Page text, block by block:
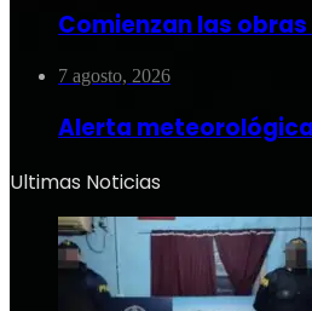
Comienzan las
7 agosto, 2026
Alerta
Ultimas Noticias